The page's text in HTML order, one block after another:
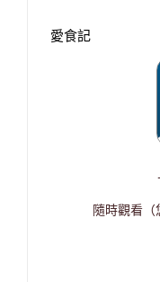
愛食記
隨時觀看